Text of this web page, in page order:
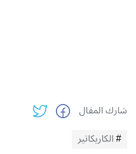
شارك المقال
الكاريكاتير